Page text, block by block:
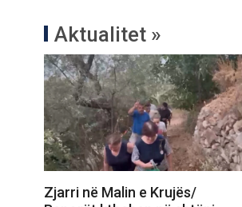
Aktualitet »
Zjarri në Malin e Krujës/